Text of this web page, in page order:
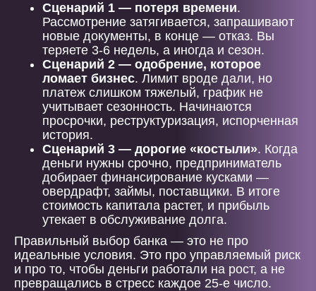
Сценарий 1 — потеря времени.
Рассмотрение затягивается, запрашивают
новые документы, в конце — отказ. Вы
теряете 3-6 недель, а иногда и сезон.
Сценарий 2 — одобрение, которое
ломает бизнес. Лимит вроде дали, но
платеж слишком тяжелый, график не
учитывает сезонность. Начинаются
просрочки, реструктуризация, испорченная
история.
Сценарий 3 — дорогие «костыли». Когда
деньги нужны срочно, предприниматель
добирает финансирование кусками —
овердрафт, займы, поставщики. В итоге
стоимость капитала растет, и прибыль
утекает в обслуживание долга.
Правильный выбор банка — это не про
идеальные условия. Это про управляемый риск
и про то, чтобы деньги работали на рост, а не
превращались в стресс каждое 25-е число.